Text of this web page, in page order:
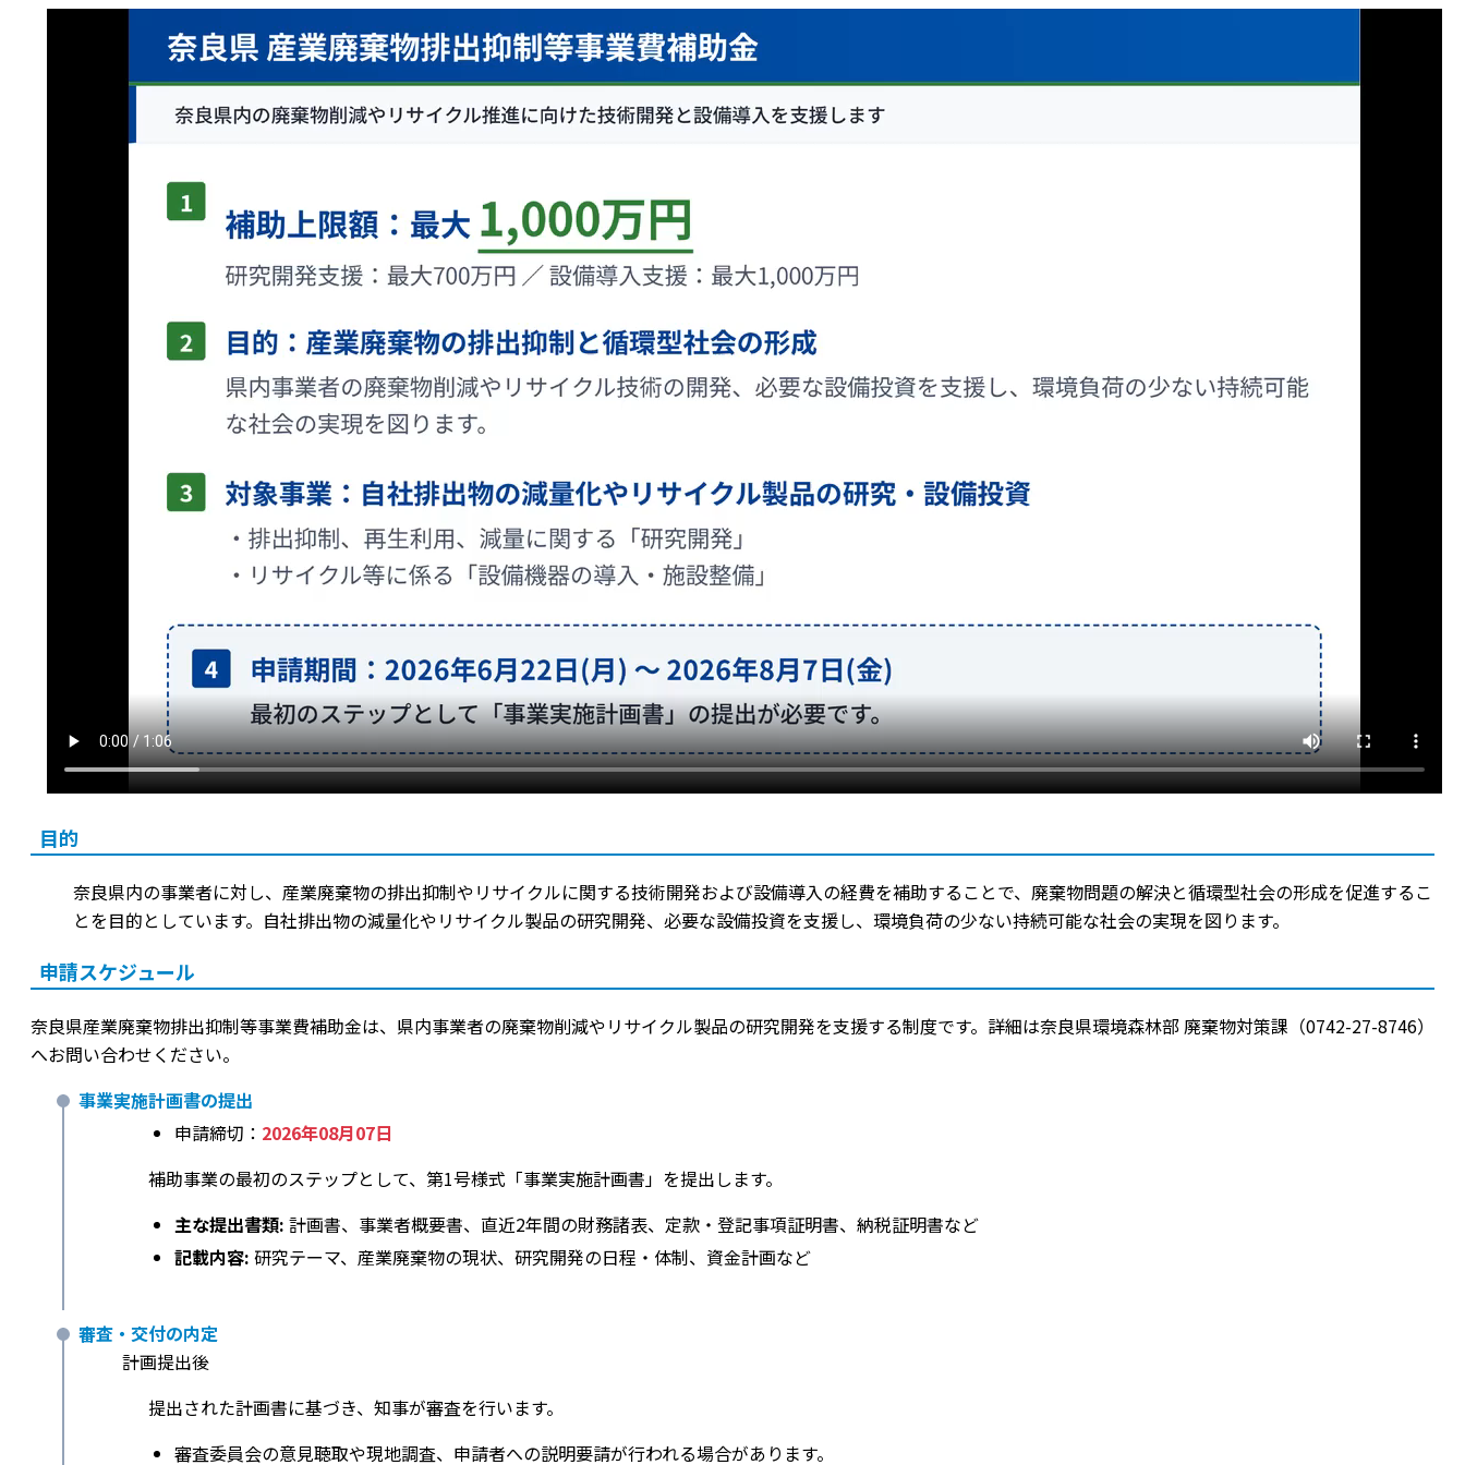
目的
奈良県内の事業者に対し、産業廃棄物の排出抑制やリサイクルに関する技術開発および設備導入の経費を補助することで、廃棄物問題の解決と循環型社会の形成を促進するこ
とを目的としています。自社排出物の減量化やリサイクル製品の研究開発、必要な設備投資を支援し、環境負荷の少ない持続可能な社会の実現を図ります。
申請スケジュール
奈良県産業廃棄物排出抑制等事業費補助金は、県内事業者の廃棄物削減やリサイクル製品の研究開発を支援する制度です。詳細は奈良県環境森林部 廃棄物対策課（0742-27-8746）
へお問い合わせください。
事業実施計画書の提出
申請締切： 2026年08月07日
補助事業の最初のステップとして、第1号様式「事業実施計画書」を提出します。
主な提出書類: 計画書、事業者概要書、直近2年間の財務諸表、定款・登記事項証明書、納税証明書など
記載内容: 研究テーマ、産業廃棄物の現状、研究開発の日程・体制、資金計画など
審査・交付の内定
計画提出後
提出された計画書に基づき、知事が審査を行います。
審査委員会の意見聴取や現地調査、申請者への説明要請が行われる場合があります。